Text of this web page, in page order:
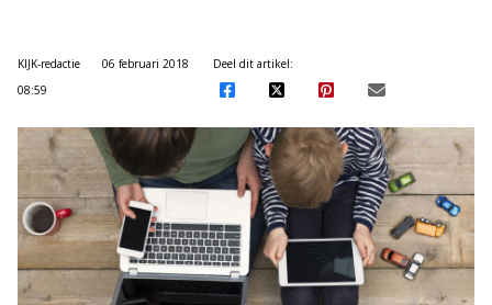
KIJK-redactie
06 februari 2018
08:59
Deel dit artikel: